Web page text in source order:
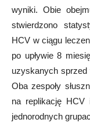
wyniki. Obie
stwierdzono
HCV w ciągu
po upływie 8
uzyskanych sprzed
Oba zespoły
na replikację
jednorodnych